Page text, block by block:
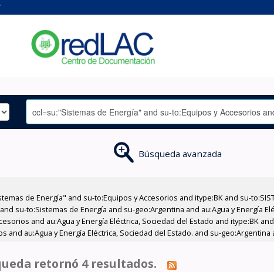
Búsqueda avanzada
de Energía" and su-to:Equipos y Accesorios and itype:BK and su-
su-to:Sistemas de Energía and su-geo:Argentina and au:Agua y Energía
and au:Agua y Energía Eléctrica, Sociedad del Estado and itype:BK
and au:Agua y Energía Eléctrica, Sociedad del Estado. and su-
retornó 4 resultados.